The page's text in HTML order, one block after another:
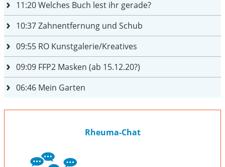
11:20Welches Buch lest ihr gerade?
10:37Zahnentfernung und Schub
09:55 RO Kunstgalerie/Kreatives
09:09 FFP2 Masken (ab 15.12.20?)
06:46 Mein Garten
Rheuma-Chat